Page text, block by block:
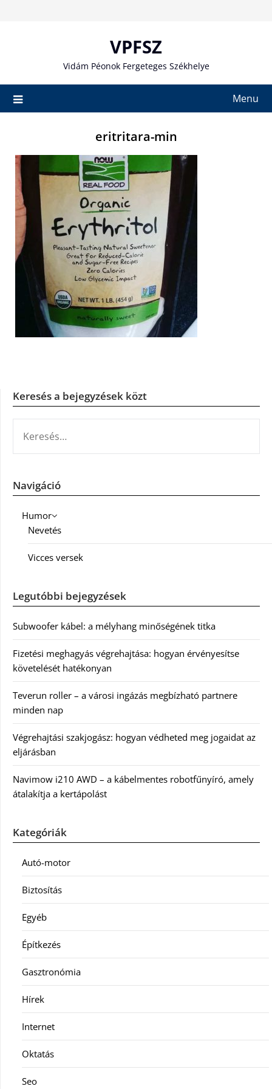
VPFSZ
Vidám Péonok Fergeteges Székhelye
Menu
eritritara-min
Keresés a bejegyzések közt
Navigáció
Humor
Nevetés
Vicces versek
Legutóbbi bejegyzések
Subwoofer kábel: a mélyhang minőségének titka
Fizetési meghagyás végrehajtása: hogyan érvényesítse
követelését hatékonyan
Teverun roller – a városi ingázás megbízható partnere
minden nap
Végrehajtási szakjogász: hogyan védheted meg jogaidat az
eljárásban
Navimow i210 AWD – a kábelmentes robotfűnyíró, amely
átalakítja a kertápolást
Kategóriák
Autó-motor
Biztosítás
Egyéb
Építkezés
Gasztronómia
Hírek
Internet
Oktatás
Seo